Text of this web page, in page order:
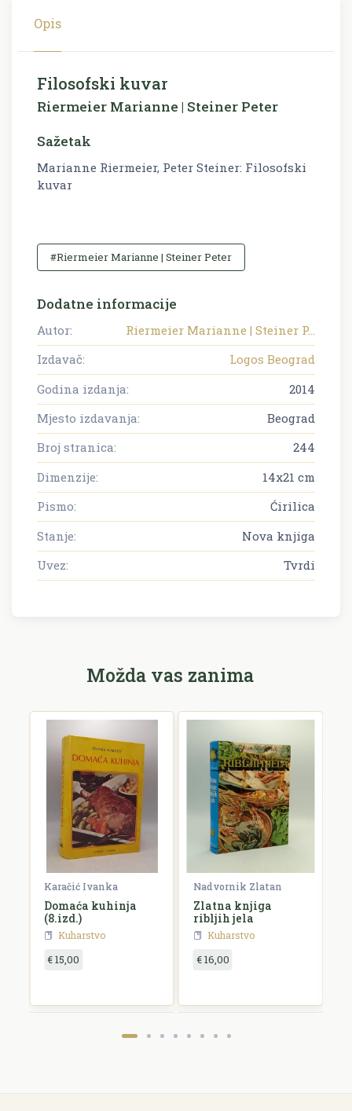
Opis
Filosofski kuvar
Riermeier Marianne | Steiner Peter
Sažetak
Marianne Riermeier, Peter Steiner: Filosofski
kuvar
#Riermeier Marianne | Steiner Peter
Dodatne informacije
Autor:
Riermeier Marianne | Steiner P...
Izdavač:
Logos Beograd
Godina izdanja:
2014
Mjesto izdavanja:
Beograd
Broj stranica:
244
Dimenzije:
14x21 cm
Pismo:
Ćirilica
Stanje:
Nova knjiga
Uvez:
Tvrdi
Možda vas zanima
Karačić Ivanka
Domaća kuhinja
(8.izd.)
Kuharstvo
€ 15,00
Nadvornik Zlatan
Zlatna knjiga
ribljih jela
Kuharstvo
€ 16,00